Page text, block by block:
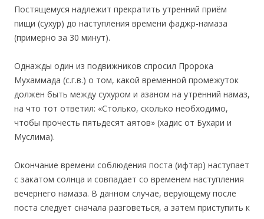
Постящемуся надлежит прекратить утренний приём
пищи (сухур) до наступления времени фаджр-намаза
(примерно за 30 минут).
Однажды один из подвижников спросил Пророка
Мухаммада (с.г.в.) о том, какой временной промежуток
должен быть между сухуром и азаном на утренний намаз,
на что тот ответил: «Столько, сколько необходимо,
чтобы прочесть пятьдесят аятов» (хадис от Бухари и
Муслима).
Окончание времени соблюдения поста (ифтар) наступает
с закатом солнца и совпадает со временем наступления
вечернего намаза. В данном случае, верующему после
поста следует сначала разговеться, а затем приступить к